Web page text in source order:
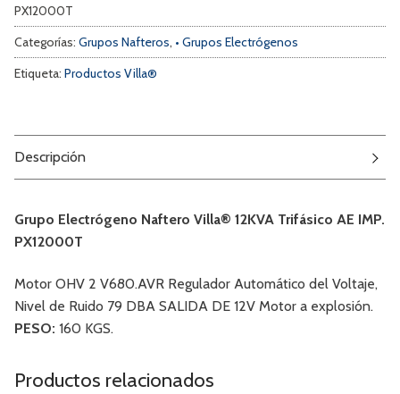
PX12000T
Categorías: Grupos Nafteros, • Grupos Electrógenos
Etiqueta: Productos Villa®
Descripción
Grupo Electrógeno Naftero Villa® 12KVA Trifásico AE IMP.
PX12000T
Motor OHV 2 V680.AVR Regulador Automático del Voltaje,
Nivel de Ruido 79 DBA SALIDA DE 12V Motor a explosión.
PESO: 160 KGS.
Productos relacionados